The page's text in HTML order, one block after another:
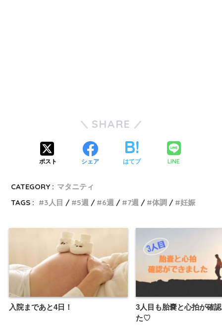
SHARE
ポスト シェア はてブ LINE
CATEGORY : マタニティ
TAGS :
3人目 5週 6週 7週 体調 妊娠
入院まであと4日！
3人目も胎嚢と心拍が確
た♡